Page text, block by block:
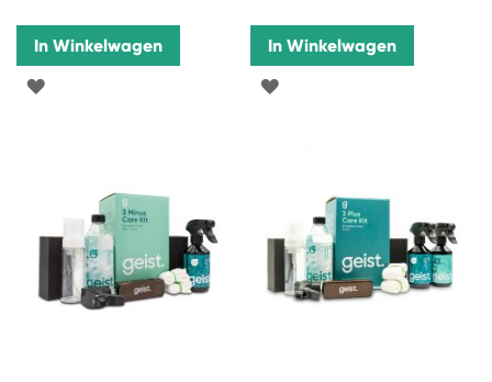
In Winkelwagen
VOEG
VERLANGLIJST
In Winkelwagen
VOEG
VERLANGLIJST